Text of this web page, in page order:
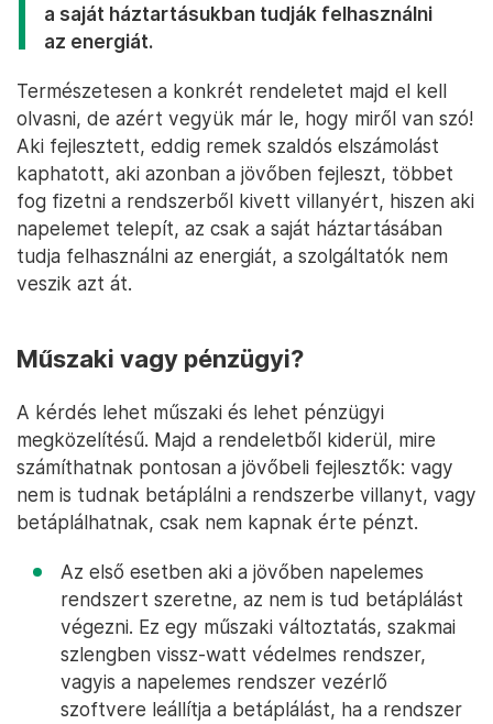
a saját háztartásukban tudják felhasználni
az energiát.
Természetesen a konkrét rendeletet majd el kell
olvasni, de azért vegyük már le, hogy miről van szó!
Aki fejlesztett, eddig remek szaldós elszámolást
kaphatott, aki azonban a jövőben fejleszt, többet
fog fizetni a rendszerből kivett villanyért, hiszen aki
napelemet telepít, az csak a saját háztartásában
tudja felhasználni az energiát, a szolgáltatók nem
veszik azt át.
Műszaki vagy pénzügyi?
A kérdés lehet műszaki és lehet pénzügyi
megközelítésű. Majd a rendeletből kiderül, mire
számíthatnak pontosan a jövőbeli fejlesztők: vagy
nem is tudnak betáplálni a rendszerbe villanyt, vagy
betáplálhatnak, csak nem kapnak érte pénzt.
Az első esetben aki a jövőben napelemes
rendszert szeretne, az nem is tud betáplálást
végezni. Ez egy műszaki változtatás, szakmai
szlengben vissz-watt védelmes rendszer,
vagyis a napelemes rendszer vezérlő
szoftvere leállítja a betáplálást, ha a rendszer